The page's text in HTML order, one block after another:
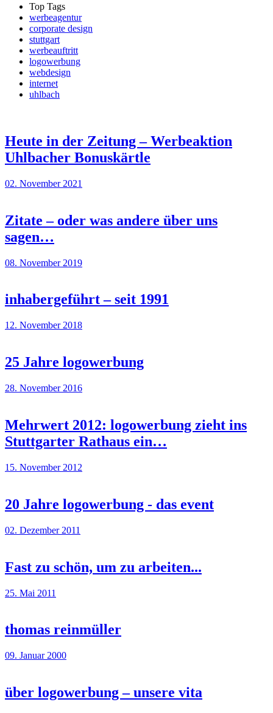
Top Tags
werbeagentur
corporate design
stuttgart
werbeauftritt
logowerbung
webdesign
internet
uhlbach
Heute in der Zeitung – Werbeaktion
Uhlbacher Bonuskärtle
02. November 2021
Zitate – oder was andere über uns
sagen…
08. November 2019
inhabergeführt – seit 1991
12. November 2018
25 Jahre logowerbung
28. November 2016
Mehrwert 2012: logowerbung zieht ins
Stuttgarter Rathaus ein…
15. November 2012
20 Jahre logowerbung - das event
02. Dezember 2011
Fast zu schön, um zu arbeiten...
25. Mai 2011
thomas reinmüller
09. Januar 2000
über logowerbung – unsere vita